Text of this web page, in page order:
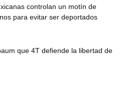
controlan un motín de
para evitar ser deportados
que 4T defiende la libertad de